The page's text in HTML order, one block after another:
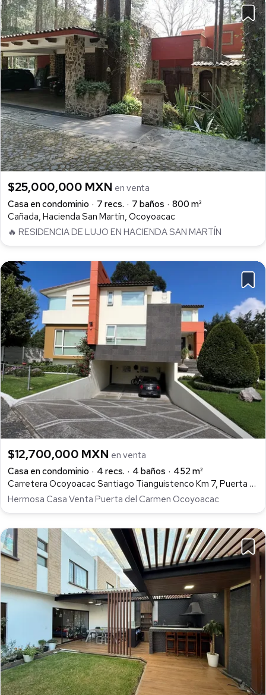
$25,000,000 MXN en venta
Casa en condominio
7 recs. 7 baños
800 m²
Cañada, Hacienda San Martín, Ocoyoacac
🔥 RESIDENCIA DE LUJO EN HACIENDA SAN MARTÍN
$12,700,000 MXN en venta
Casa en condominio
4 recs. 4 baños
452 m²
Carretera Ocoyoacac Santiago Tianguistenco Km 7, Puerta del Carmen, Ocoyoacac
Hermosa Casa Venta Puerta del Carmen Ocoyoacac